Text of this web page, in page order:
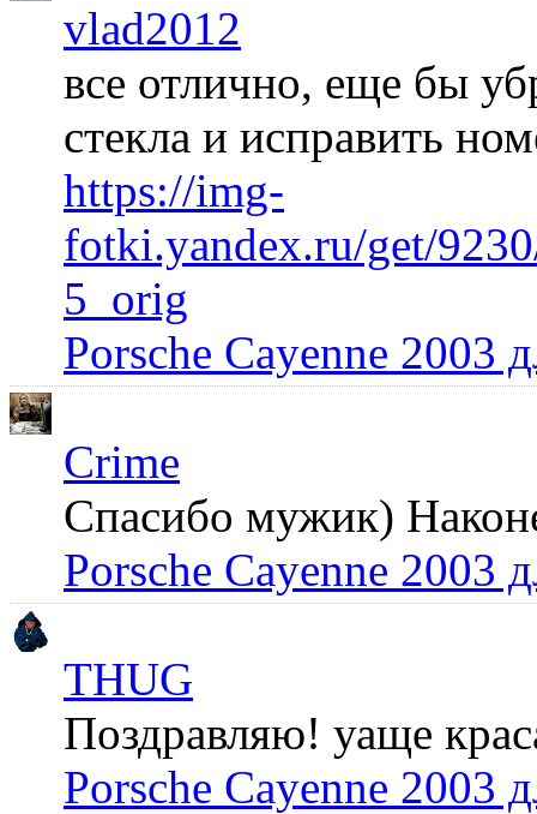
vlad2012
все отлично, еще бы
стекла и исправить
https://img-
fotki.yandex.ru/get/
5_orig
Porsche Cayenne 2003
Crime
Спасибо мужик)
Porsche Cayenne 2003
THUG
Поздравляю! уаще
Porsche Cayenne 2003